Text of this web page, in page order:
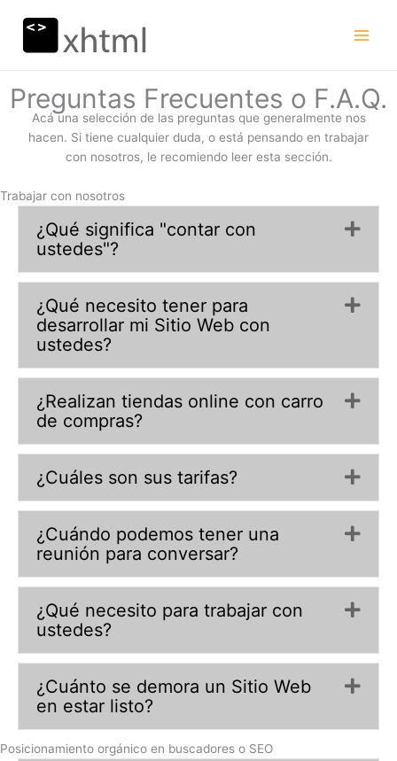
contenido
Preguntas Frecuentes o F.A.Q.
Acá una selección de las preguntas que generalmente nos
hacen. Si tiene cualquier duda, o está pensando en trabajar
con nosotros, le recomiendo leer esta sección.
Trabajar con nosotros
¿Qué significa "contar con
ustedes"?
¿Qué necesito tener para
desarrollar mi Sitio Web con
ustedes?
¿Realizan tiendas online con carro
de compras?
¿Cuáles son sus tarifas?
¿Cuándo podemos tener una
reunión para conversar?
¿Qué necesito para trabajar con
ustedes?
¿Cuánto se demora un Sitio Web
en estar listo?
Posicionamiento orgánico en buscadores o SEO